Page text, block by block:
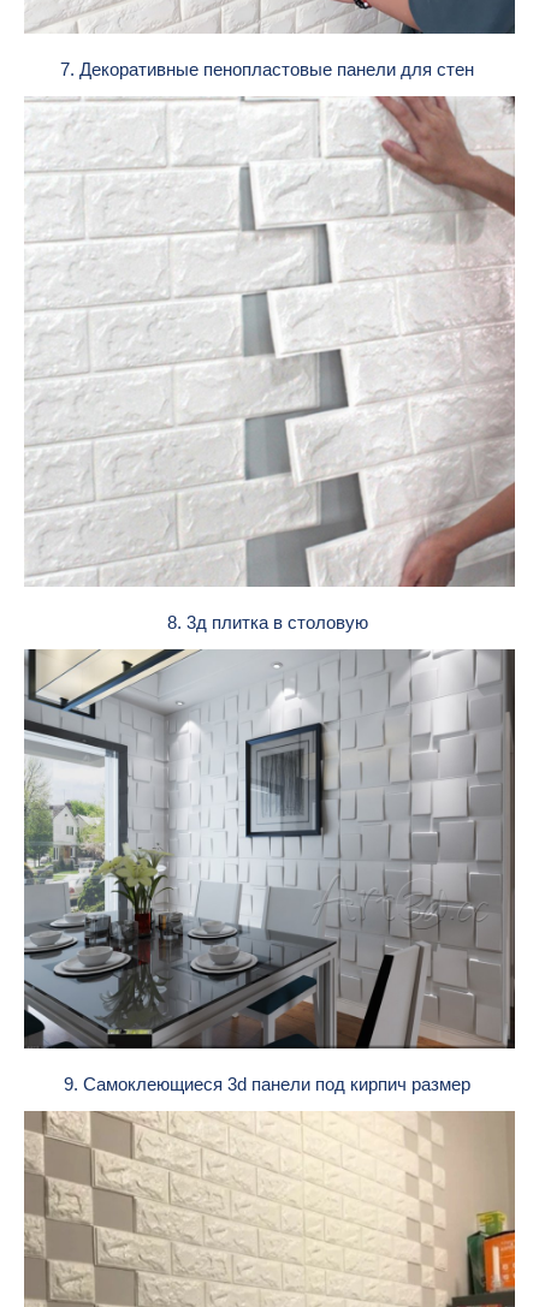
7. Декоративные пенопластовые панели для стен
8. 3д плитка в столовую
9. Самоклеющиеся 3d панели под кирпич размер